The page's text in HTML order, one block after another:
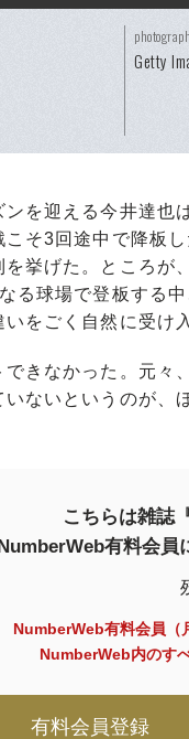
Getty
を迎える今井達也
こそ3回途中で降板
を挙げた。ところが
る球場で登板する
をごく自然に受け
できなかった。元
ないというのが、
こちらは雑誌
有料会員
NumberWeb有料会員（
NumberWeb内のす
有料会員登録